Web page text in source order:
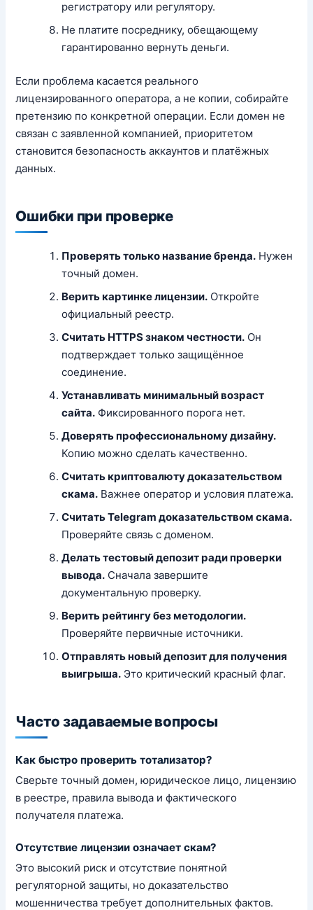
регистратору или регулятору.
Не платите посреднику, обещающему
гарантированно вернуть деньги.
Если проблема касается реального
лицензированного оператора, а не копии, собирайте
претензию по конкретной операции. Если домен не
связан с заявленной компанией, приоритетом
становится безопасность аккаунтов и платёжных
данных.
Ошибки при проверке
Проверять только название бренда.Нужен
точный домен.
Верить картинке лицензии.Откройте
официальный реестр.
Считать HTTPS знаком честности.Он
подтверждает только защищённое
соединение.
Устанавливать минимальный возраст
сайта.Фиксированного порога нет.
Доверять профессиональному дизайну.
Копию можно сделать качественно.
Считать криптовалюту доказательством
скама.Важнее оператор и условия платежа.
Считать Telegram доказательством скама.
Проверяйте связь с доменом.
Делать тестовый депозит ради проверки
вывода.Сначала завершите
документальную проверку.
Верить рейтингу без методологии.
Проверяйте первичные источники.
Отправлять новый депозит для получения
выигрыша.Это критический красный флаг.
Часто задаваемые вопросы
Как быстро проверить тотализатор?
Сверьте точный домен, юридическое лицо, лицензию
в реестре, правила вывода и фактического
получателя платежа.
Отсутствие лицензии означает скам?
Это высокий риск и отсутствие понятной
регуляторной защиты, но доказательство
мошенничества требует дополнительных фактов.